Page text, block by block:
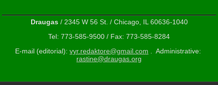
Draugas/ 2345 W 56 St. / Chicago, IL 60636-1040
Tel: 773-585-9500 / Fax: 773-585-8284
E-mail (editorial): vyr.redaktore@gmail.com . Administrative:
rastine@draugas.org